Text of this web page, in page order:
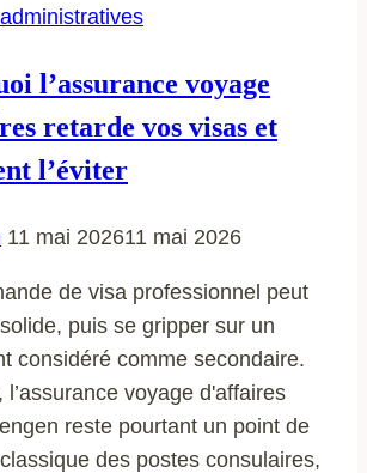
l’assurance voyage
retarde vos visas et
l’éviter
11 mai 202611 mai 2026
de visa professionnel peut
puis se gripper sur un
considéré comme secondaire.
l’assurance voyage d'affaires
reste pourtant un point de
des postes consulaires,